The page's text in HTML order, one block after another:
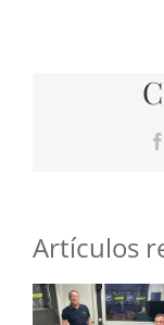
Artículos